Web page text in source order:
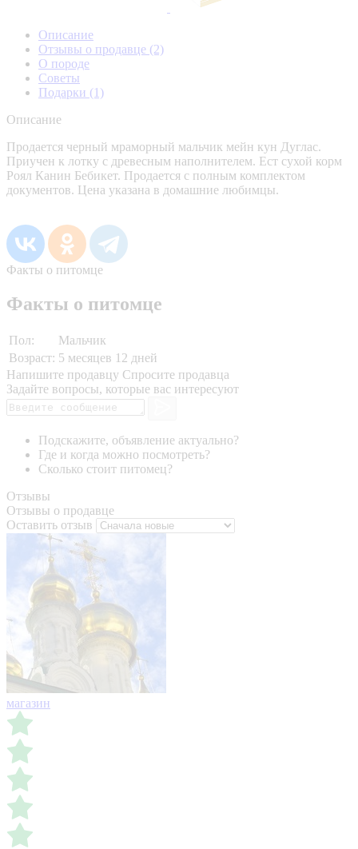
Описание
Отзывы о продавце (2)
О породе
Советы
Подарки (1)
Описание
Продается черный мраморный мальчик мейн кун Дуглас.
Приучен к лотку с древесным наполнителем. Ест сухой корм
Роял Канин Бебикет. Продается с полным комплектом
документов. Цена указана в домашние любимцы.
Факты о питомце
Факты о питомце
Пол:
Мальчик
Возраст: 5 месяцев 12 дней
Напишите продавцу Спросите продавца
Задайте вопросы, которые вас интересуют
Подскажите, объявление актуально?
Где и когда можно посмотреть?
Сколько стоит питомец?
Отзывы
Отзывы о продавце
Оставить отзыв
магазин